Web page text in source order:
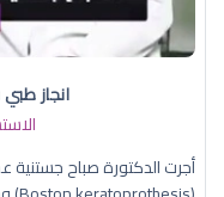
انجاز
أجرت الدكتورة صباح جستنية